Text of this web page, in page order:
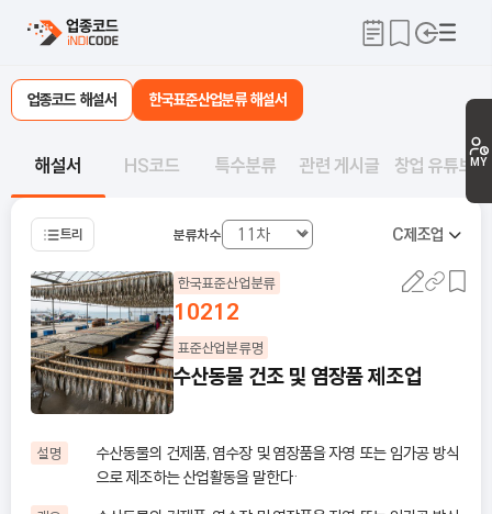
MY
업종코드 해설서 한국표준산업분류 해설서
해설서 HS코드 특수분류 관련 게시글 창업 유튜브
트리 분류차수 C제조업
한국표준산업분류
10212
표준산업분류명
수산동물 건조 및 염장품 제조업
설명
수산동물의 건제품, 염수장 및 염장품을 자영 또는 임가공 방식
으로 제조하는 산업활동을 말한다·